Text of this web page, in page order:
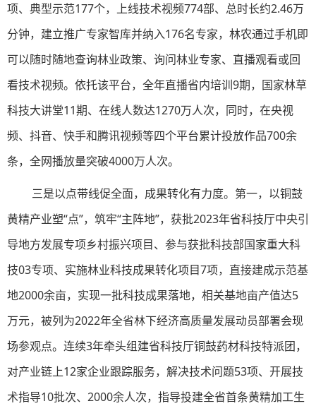
项、典型示范177个，上线技术视频774部、总时长约2.46万
分钟，建立推广专家智库并纳入176名专家，林农通过手机即
可以随时随地查询林业政策、询问林业专家、直播观看或回
看技术视频。依托该平台，全年直播省内培训9期，国家林草
科技大讲堂11期、在线人数达1270万人次，同时，在央视
频、抖音、快手和腾讯视频等四个平台累计投放作品700余
条，全网播放量突破4000万人次。
三是以点带线促全面，成果转化有力度。第一，以铜鼓
黄精产业塑“点”，筑牢“主阵地”，获批2023年省科技厅中央引
导地方发展专项乡村振兴项目、参与获批科技部国家重大科
技03专项、实施林业科技成果转化项目7项，直接建成示范基
地2000余亩，实现一批科技成果落地，相关基地亩产值达5
万元，被列为2022年全省林下经济高质量发展动员部署会现
场参观点。连续3年牵头组建省科技厅铜鼓药材科技特派团，
对产业链上12家企业跟踪服务，解决技术问题53项、开展技
术指导10批次、2000余人次，指导投建全省首条黄精加工生